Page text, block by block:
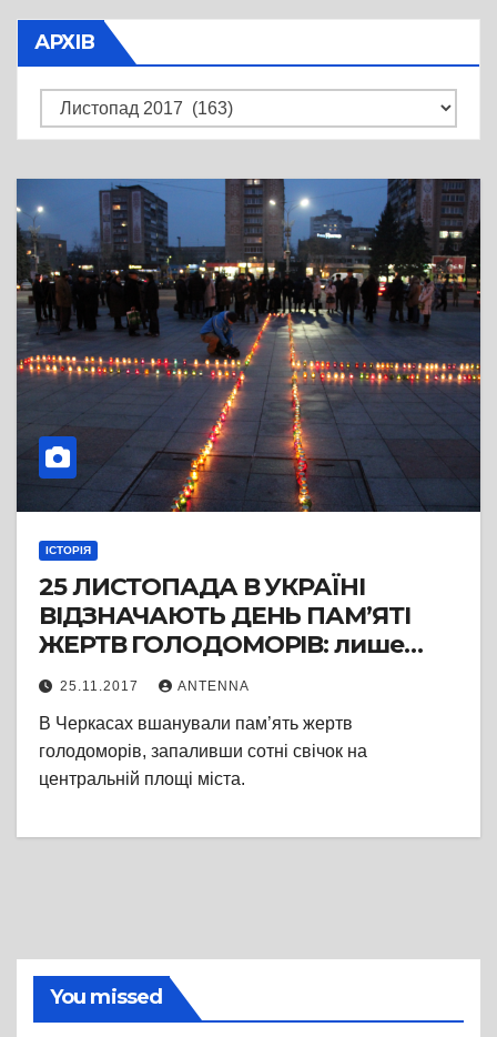
АРХІВ
Архів
ІСТОРІЯ
25 ЛИСТОПАДА В УКРАЇНІ
ВІДЗНАЧАЮТЬ ДЕНЬ ПАМ’ЯТІ
ЖЕРТВ ГОЛОДОМОРІВ: лише
протягом 1932-33 років від
організованого комуністами
голоду загинули більше 4.5 млн.
українців. З них майже 1.5 млн.
дітей
25.11.2017 ANTENNA
В Черкасах вшанували пам’ять жертв
голодоморів, запаливши сотні свічок на
центральній площі міста.
You missed